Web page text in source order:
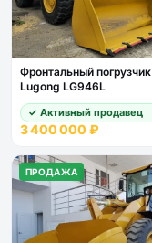
Фронтальный погрузчик
Lugong LG946L
✓ Активный продавец
3 400 000 ₽
ПРОДАЖА